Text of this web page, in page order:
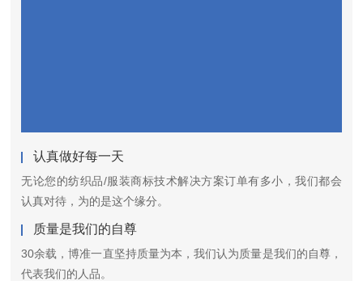
认真做好每一天
无论您的纺织品/服装商标技术解决方案订单有多小，我们都会
认真对待，为的是这个缘分。
质量是我们的自尊
30余载，博准一直坚持质量为本，我们认为质量是我们的自尊，
代表我们的人品。